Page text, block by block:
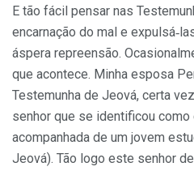
E tão fácil pensar nas
encarnação do mal e
áspera repreensão.
que acontece. Minha esposa
Testemunha de Jeová, certa
senhor que se identificou
acompanhada de um jovem
Jeová). Tão logo este senhor